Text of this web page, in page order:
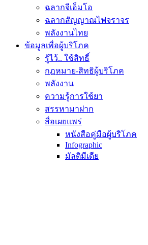
ฉลากจีเอ็มโอ
ฉลากสัญญาณไฟจราจร
พลังงานไทย
ข้อมูลเพื่อผู้บริโภค
รู้ไว้.. ใช้สิทธิ์
กฎหมาย-สิทธิผู้บริโภค
พลังงาน
ความรู้การใช้ยา
สรรหามาฝาก
สื่อเผยแพร่
หนังสือคู่มือผู้บริโภค
Infographic
มัลติมีเดีย